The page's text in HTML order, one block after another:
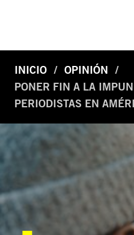
INICIO
OPINIÓN
PONER FIN A LA
PERIODISTAS EN